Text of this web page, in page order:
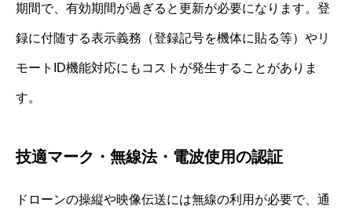
期間で、有効期間が過ぎると更新が必要になります。登
録に付随する表示義務（登録記号を機体に貼る等）やリ
モートID機能対応にもコストが発生することがありま
す。
技適マーク・無線法・電波使用の認証
ドローンの操縦や映像伝送には無線の利用が必要で、通